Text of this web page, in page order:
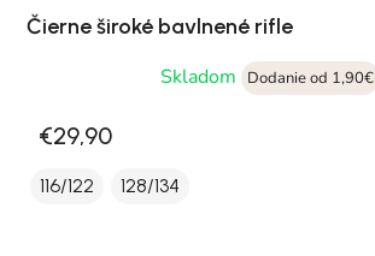
Čierne široké bavlnené rifle
Skladom
Dodanie od 1,90€
€29,90
116/122 128/134